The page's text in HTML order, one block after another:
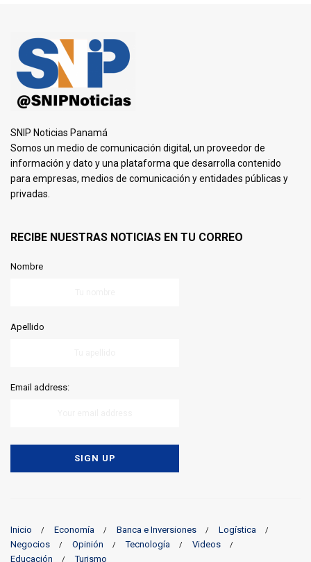
SNIP Noticias Panamá
Somos un medio de comunicación digital, un proveedor de
información y dato y una plataforma que desarrolla contenido
para empresas, medios de comunicación y entidades públicas y
privadas.
RECIBE NUESTRAS NOTICIAS EN TU CORREO
Nombre
Apellido
Email address:
Inicio Economía Banca e Inversiones
Logística
Negocios
Opinión Tecnología
Videos
Educación
Turismo